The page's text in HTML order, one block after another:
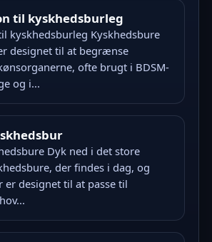
til kyskhedsburleg
kyskhedsburleg Kyskhedsbure
designet til at begrænse
ofte brugt i BDSM-
og i...
Dyk ned i det store
der findes i dag, og
designet til at passe til